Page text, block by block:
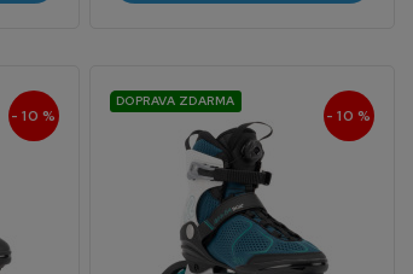
- 10 %
DOPRAVA ZDARMA
- 10 %